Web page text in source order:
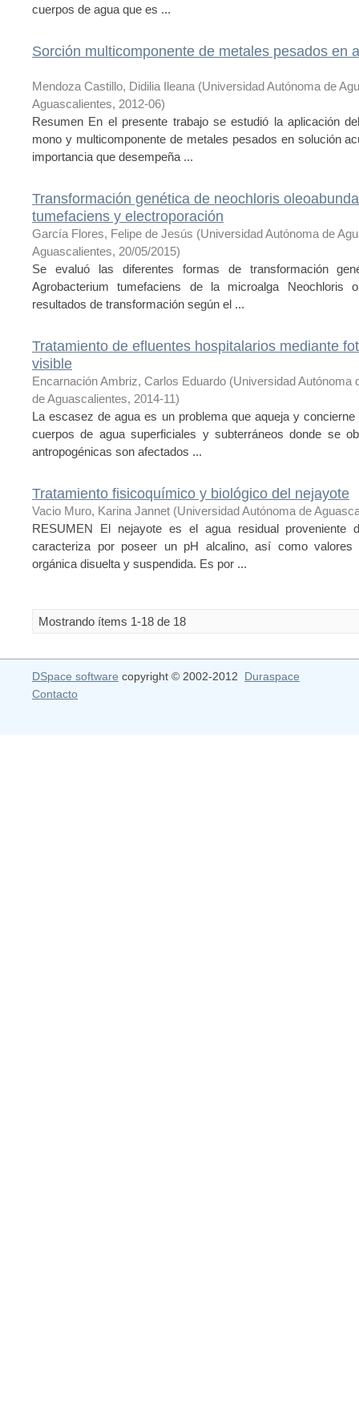
cuerpos de agua que es ...
Sorción multicomponente de metales pesados en
Mendoza Castillo, Didilia Ileana (Universidad Autónoma de
Aguascalientes, 2012-06)
Resumen En el presente trabajo se estudió la aplicación
mono y multicomponente de metales pesados en solución
importancia que desempeña ...
Transformación genética de neochloris
tumefaciens y electroporación
García Flores, Felipe de Jesús (Universidad Autónoma de
Aguascalientes, 20/05/2015)
Se evaluó las diferentes formas de transformación
Agrobacterium tumefaciens de la microalga Neochloris
resultados de transformación según el ...
Tratamiento de efluentes hospitalarios mediante
visible
Encarnación Ambriz, Carlos Eduardo (Universidad Autónoma
de Aguascalientes, 2014-11)
La escasez de agua es un problema que aqueja y
cuerpos de agua superficiales y subterráneos donde se
antropogénicas son afectados ...
Tratamiento fisicoquímico y biológico del nejayote
Vacio Muro, Karina Jannet (Universidad Autónoma de
RESUMEN El nejayote es el agua residual proveniente
caracteriza por poseer un pH alcalino, así como valores
orgánica disuelta y suspendida. Es por ...
Mostrando ítems 1-18 de 18
DSpace software copyright © 2002-2012 Duraspace
Contacto